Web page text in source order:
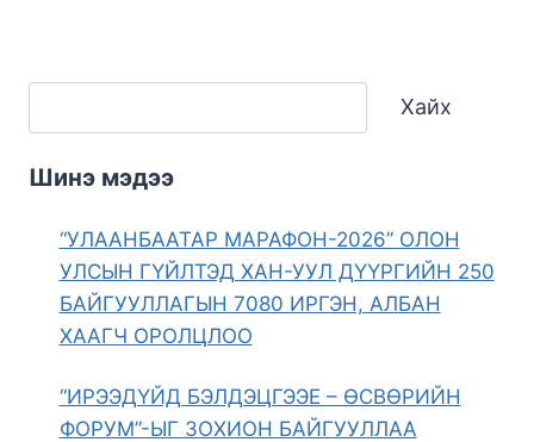
Хайх
Шинэ мэдээ
“УЛААНБААТАР МАРАФОН-2026” ОЛОН
УЛСЫН ГҮЙЛТЭД ХАН-УУЛ ДҮҮРГИЙН 250
БАЙГУУЛЛАГЫН 7080 ИРГЭН, АЛБАН
ХААГЧ ОРОЛЦЛОО
“ИРЭЭДҮЙД БЭЛДЭЦГЭЭЕ – ӨСВӨРИЙН
ФОРУМ”-ЫГ ЗОХИОН БАЙГУУЛЛАА